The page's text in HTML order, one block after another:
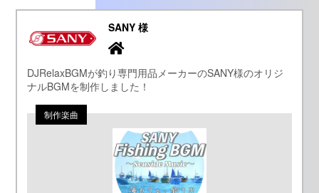
SANY 様
DJRelaxBGMが釣り専門用品メーカーのSANY様のオリジ
ナルBGMを制作しました！